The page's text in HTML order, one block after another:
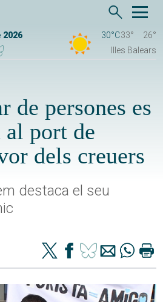
2026 30°C33°
26°
Illes Balears
de persones es
al port de
dels creuers
destaca el seu